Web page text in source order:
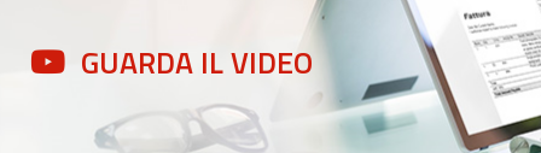
GUARDA IL VIDEO